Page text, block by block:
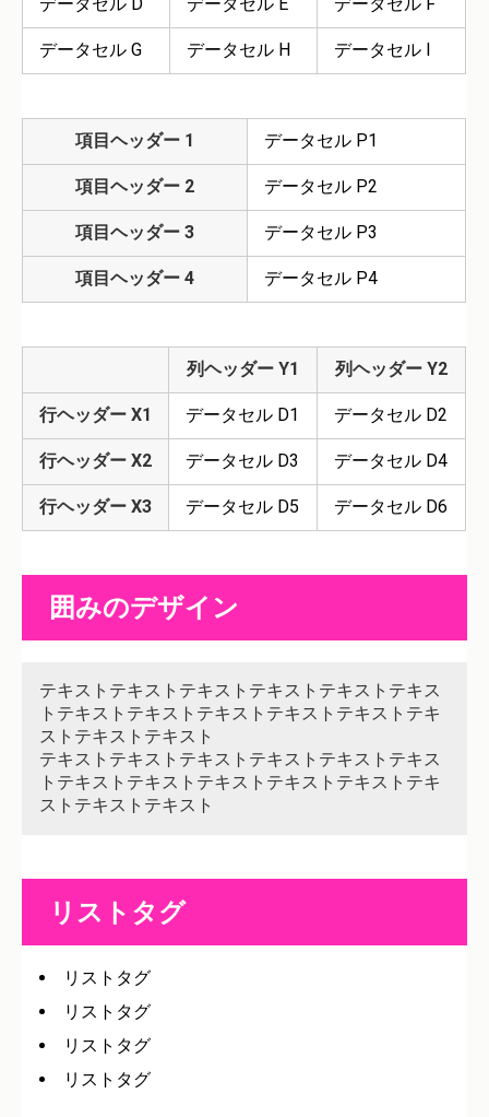
データセル G データセル H データセル I
項目ヘッダー 1 データセル P1
項目ヘッダー 2 データセル P2
項目ヘッダー 3 データセル P3
項目ヘッダー 4 データセル P4
列ヘッダー Y1 列ヘッダー Y2
行ヘッダー X1 データセル D1 データセル D2
行ヘッダー X2 データセル D3 データセル D4
行ヘッダー X3 データセル D5 データセル D6
囲みのデザイン
テキストテキストテキストテキストテキストテキス
トテキストテキストテキストテキストテキストテキ
ストテキストテキスト
テキストテキストテキストテキストテキストテキス
トテキストテキストテキストテキストテキストテキ
ストテキストテキスト
リストタグ
リストタグ
リストタグ
リストタグ
リストタグ